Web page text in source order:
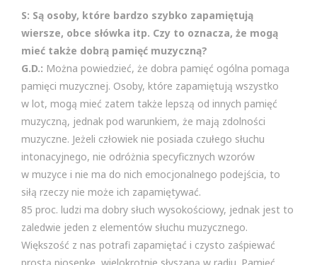
S: Są osoby, które bardzo szybko zapamiętują
wiersze, obce słówka itp. Czy to oznacza, że mogą
mieć także dobrą pamięć muzyczną?
G.D.: Można powiedzieć, że dobra pamięć ogólna pomaga
pamięci muzycznej. Osoby, które zapamiętują wszystko
w lot, mogą mieć zatem także lepszą od innych pamięć
muzyczną, jednak pod warunkiem, że mają zdolności
muzyczne. Jeżeli człowiek nie posiada czułego słuchu
intonacyjnego, nie odróżnia specyficznych wzorów
w muzyce i nie ma do nich emocjonalnego podejścia, to
siłą rzeczy nie może ich zapamiętywać.
85 proc. ludzi ma dobry słuch wysokościowy, jednak jest to
zaledwie jeden z elementów słuchu muzycznego.
Większość z nas potrafi zapamiętać i czysto zaśpiewać